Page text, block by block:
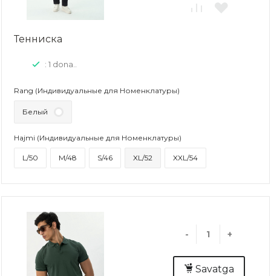
Тенниска
: 1 dona..
Rang (Индивидуальные для Номенклатуры)
Белый
Hajmi (Индивидуальные для Номенклатуры)
L/50 M/48 S/46 XL/52 XXL/54
- +
Savatga